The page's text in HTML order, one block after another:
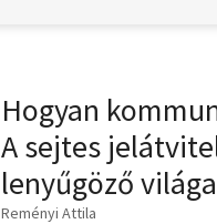
Hogyan
A sejtes
lenyűgöző világa
Reményi Attila